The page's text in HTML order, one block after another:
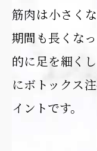
筋肉は小さく
期間も長くな
的に足を細く
にボトックス
イントです。